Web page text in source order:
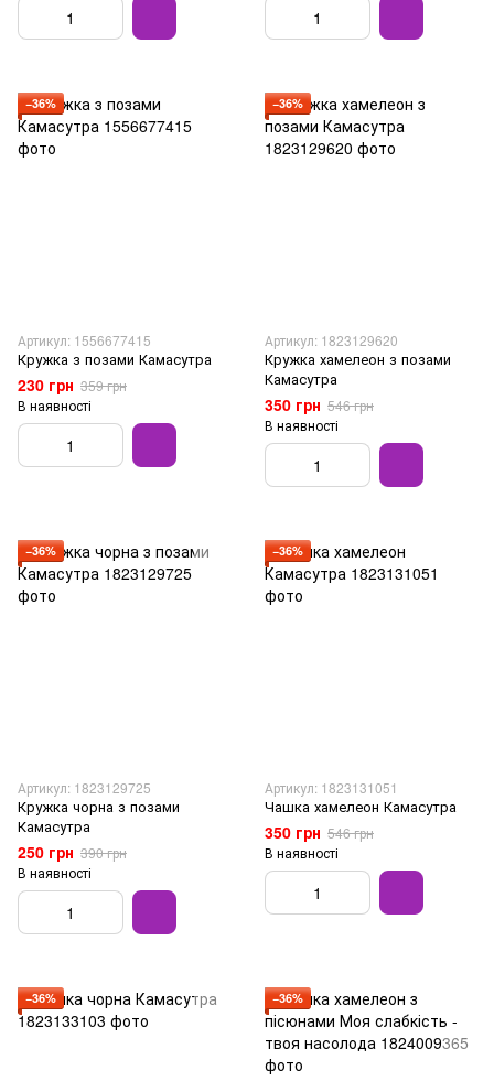
−36%
Артикул: 1556677415
Кружка з позами Камасутра
230 грн 359 грн
В наявності
−36%
Артикул: 1823129620
Кружка хамелеон з позами
Камасутра
350 грн 546 грн
В наявності
−36%
Артикул: 1823129725
Кружка чорна з позами
Камасутра
250 грн 390 грн
В наявності
−36%
Артикул: 1823131051
Чашка хамелеон Камасутра
350 грн 546 грн
В наявності
−36% −36%